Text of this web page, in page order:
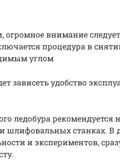
огромное внимание
процедура в
углом
зависеть удобство
ледобура рекомендуется
шлифовальных станках. В
и экспериментов,